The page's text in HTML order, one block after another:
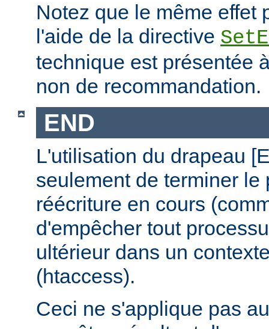
Notez que le même effet
l'aide de la directive
technique est présentée
non de recommandation.
END
L'utilisation du drapeau
seulement de terminer le
réécriture en cours
d'empêcher tout
ultérieur dans un
(htaccess).
Ceci ne s'applique pas